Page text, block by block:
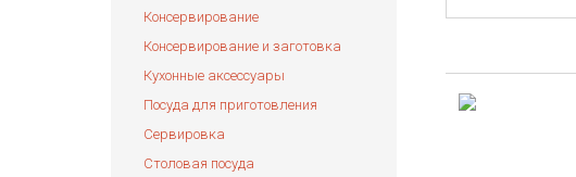
Консервирование
Консервирование и заготовка
Кухонные аксессуары
Посуда для приготовления
Сервировка
Столовая посуда